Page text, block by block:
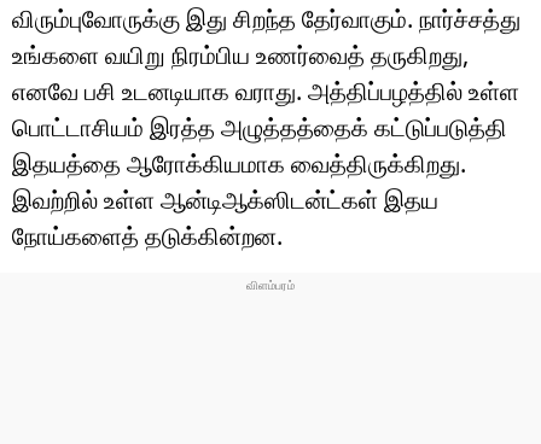
விரும்புவோருக்கு இது சிறந்த தேர்வாகும். நார்ச்சத்து
உங்களை வயிறு நிரம்பிய உணர்வைத் தருகிறது,
எனவே பசி உடனடியாக வராது. அத்திப்பழத்தில் உள்ள
பொட்டாசியம் இரத்த அழுத்தத்தைக் கட்டுப்படுத்தி
இதயத்தை ஆரோக்கியமாக வைத்திருக்கிறது.
இவற்றில் உள்ள ஆன்டிஆக்ஸிடன்ட்கள் இதய
நோய்களைத் தடுக்கின்றன.